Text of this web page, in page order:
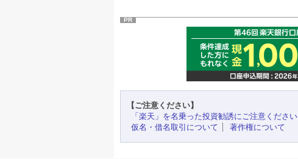
PR
【ご注意ください】
「楽天」を名乗った投資勧誘にご注意ください
仮名・借名取引について
著作権について